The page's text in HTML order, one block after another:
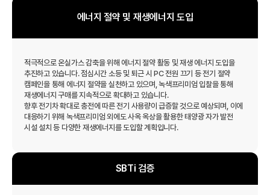
에너지 절약 및 재생에너지 도입
적극적으로 온실가스 감축을 위해 에너지 절약 활동 및 재생 에너지 도입을
추진하고 있습니다. 점심시간 소등 및 퇴근 시 PC 전원 끄기 등 전기 절약
캠페인을 통해 에너지 절약을 실천하고 있으며, 녹색프리미엄 입찰을 통해
재생에너지 구매를 지속적으로 확대하고 있습니다.
향후 전기차 확대로 충전에 따른 전기 사용량이 급증할 것으로 예상되며, 이에
대응하기 위해 녹색프리미엄 외에도 사옥 옥상을 활용한 태양광 자가 발전
시설 설치 등 다양한 재생에너지를 도입할 계획입니다.
SBTi 검증